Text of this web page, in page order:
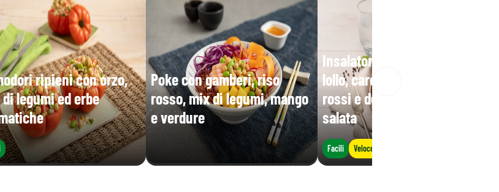
ripieni con orzo,
legumi ed erbe
Poke con gamberi, riso
rosso, mix di legumi, mango
e verdure
Insalatona base iceberg e
lollo, carote, mais, fagioli
rossi e decorata con ricotta
salata
Facili Veloce